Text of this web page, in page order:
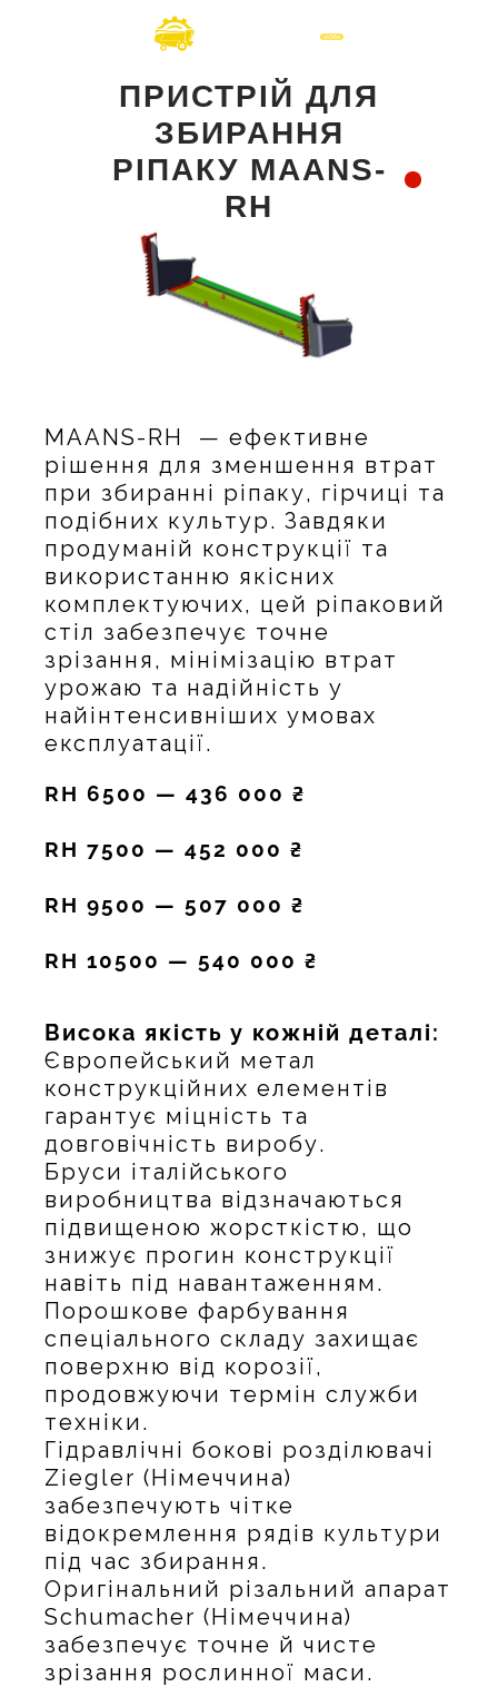
ПРИСТРІЙ ДЛЯ
ЗБИРАННЯ
РІПАКУ MAANS-
RН
MAANS-RH — ефективне
рішення для зменшення втрат
при збиранні ріпаку, гірчиці та
подібних культур. Завдяки
продуманій конструкції та
використанню якісних
комплектуючих, цей ріпаковий
стіл забезпечує точне
зрізання, мінімізацію втрат
урожаю та надійність у
найінтенсивніших умовах
експлуатації.
RH 6500 — 436 000 ₴
RH 7500 — 452 000 ₴
RH 9500 — 507 000 ₴
RH 10500 — 540 000 ₴
Висока якість у кожній деталі:
Європейський метал
конструкційних елементів
гарантує міцність та
довговічність виробу.
Бруси італійського
виробництва відзначаються
підвищеною жорсткістю, що
знижує прогин конструкції
навіть під навантаженням.
Порошкове фарбування
спеціального складу захищає
поверхню від корозії,
продовжуючи термін служби
техніки.
Гідравлічні бокові розділювачі
Ziegler (Німеччина)
забезпечують чітке
відокремлення рядів культури
під час збирання.
Оригінальний різальний апарат
Schumacher (Німеччина)
забезпечує точне й чисте
зрізання рослинної маси.